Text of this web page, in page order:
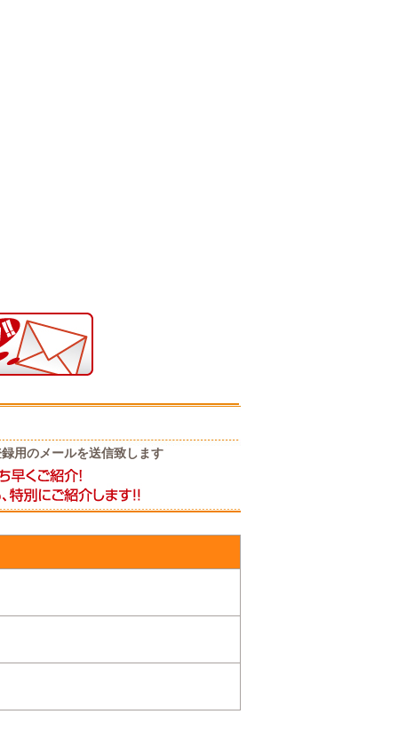
用のメールを送信致します